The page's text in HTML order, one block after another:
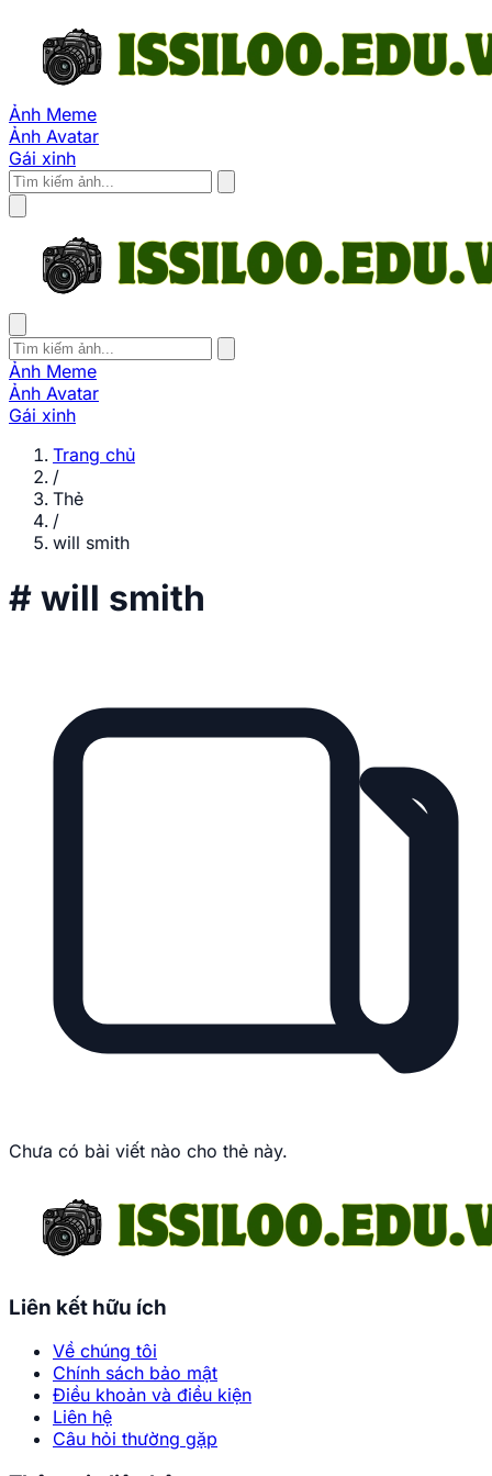
Ảnh Meme
Ảnh Avatar
Gái xinh
Ảnh Meme
Ảnh Avatar
Gái xinh
Trang chủ
/
Thẻ
/
will smith
# will smith
Chưa có bài viết nào cho thẻ này.
Liên kết hữu ích
Về chúng tôi
Chính sách bảo mật
Điều khoản và điều kiện
Liên hệ
Câu hỏi thường gặp